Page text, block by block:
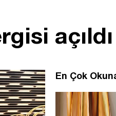
açıldı
En Çok